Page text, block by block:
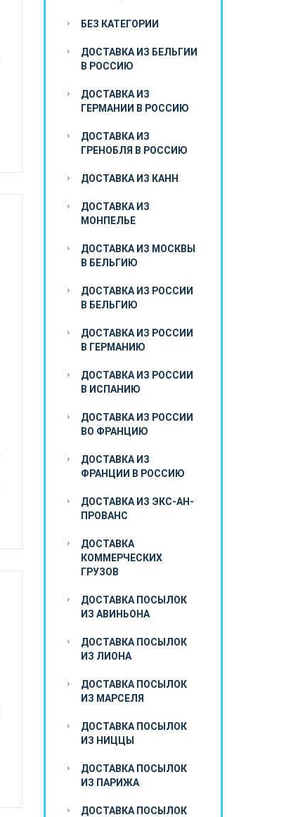
БЕЗ КАТЕГОРИИ
ДОСТАВКА ИЗ БЕЛЬГИИ
В РОССИЮ
ДОСТАВКА ИЗ
ГЕРМАНИИ В РОССИЮ
ДОСТАВКА ИЗ
ГРЕНОБЛЯ В РОССИЮ
ДОСТАВКА ИЗ КАНН
ДОСТАВКА ИЗ
МОНПЕЛЬЕ
ДОСТАВКА ИЗ МОСКВЫ
В БЕЛЬГИЮ
ДОСТАВКА ИЗ РОССИИ
В БЕЛЬГИЮ
ДОСТАВКА ИЗ РОССИИ
В ГЕРМАНИЮ
ДОСТАВКА ИЗ РОССИИ
В ИСПАНИЮ
ДОСТАВКА ИЗ РОССИИ
ВО ФРАНЦИЮ
ДОСТАВКА ИЗ
ФРАНЦИИ В РОССИЮ
ДОСТАВКА ИЗ ЭКС-АН-
ПРОВАНС
ДОСТАВКА
КОММЕРЧЕСКИХ
ГРУЗОВ
ДОСТАВКА ПОСЫЛОК
ИЗ АВИНЬОНА
ДОСТАВКА ПОСЫЛОК
ИЗ ЛИОНА
ДОСТАВКА ПОСЫЛОК
ИЗ МАРСЕЛЯ
ДОСТАВКА ПОСЫЛОК
ИЗ НИЦЦЫ
ДОСТАВКА ПОСЫЛОК
ИЗ ПАРИЖА
ДОСТАВКА ПОСЫЛОК